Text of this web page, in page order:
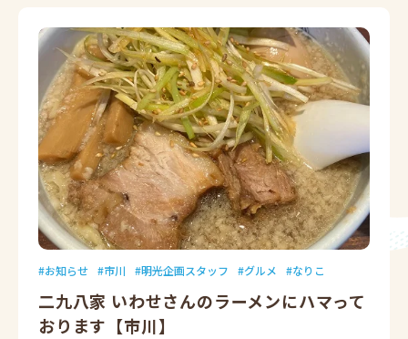
お知らせ 市川 明光企画スタッフ グルメ なりこ
二九八家 いわせさんのラーメンにハマって
おります【市川】